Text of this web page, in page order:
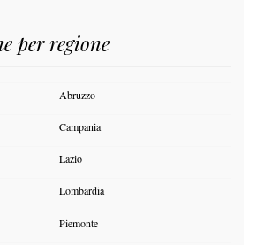
per regione
Abruzzo
Campania
Lazio
Lombardia
Piemonte